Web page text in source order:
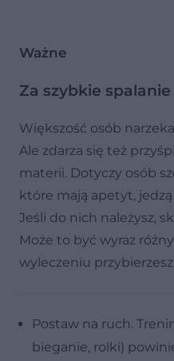
Ważne
Za szybkie spalanie
Większość osób
Ale zdarza się też
materii. Dotyczy osób
które mają apetyt,
Jeśli do nich należysz,
Może to być wyraz
wyleczeniu
Postaw na ruch.
bieganie, rolki)